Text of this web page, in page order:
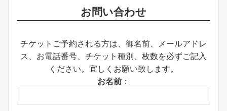
お問い合わせ
チケットご予約される方は、御名前、メールアドレ
ス、お電話番号、チケット種別、枚数を必ずご記入
ください。宜しくお願い致します。
お名前 ：